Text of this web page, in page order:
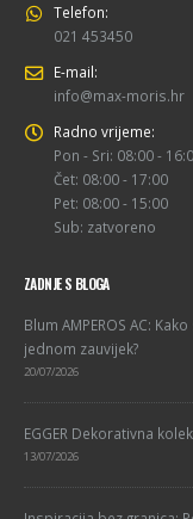
Telefon:
021 453450
E-mail:
info@max-moris.hr
Radno vrijeme:
Pon - Sri: 08:00 -
Čet: 08:00 - 17:00
Pet: 08:00 - 15:00
Sub: zatvoreno
ZADNJE S BLOGA
Blum AMPEROS AC:
jednom zauvijek?
20/07/2026
EGGER Dekorativna
13/07/2026